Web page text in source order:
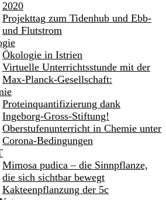
2020
Projekttag zum Tidenhub und Ebb-
und Flutstrom
Ökologie in Istrien
Virtuelle Unterrichtsstunde mit der
Max-Planck-Gesellschaft:
Proteinquantifizierung dank
Ingeborg-Gross-Stiftung!
Oberstufenunterricht in Chemie unter
Corona-Bedingungen
Mimosa pudica – die Sinnpflanze,
die sich sichtbar bewegt
Kakteenpflanzung der 5c